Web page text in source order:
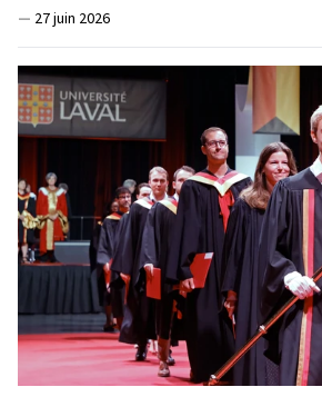
— 27 juin 2026